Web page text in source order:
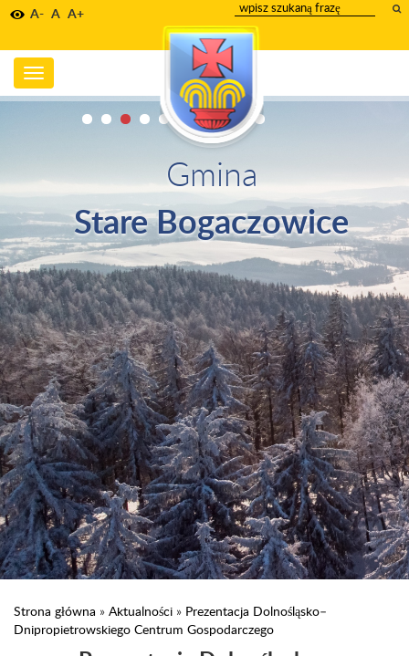
A- A A+
wpisz
szukany
tekst
Toggle
navigation
Gmina
Stare Bogaczowice
Strona główna » Aktualności » Prezentacja Dolnośląsko–
Dnipropietrowskiego Centrum Gospodarczego